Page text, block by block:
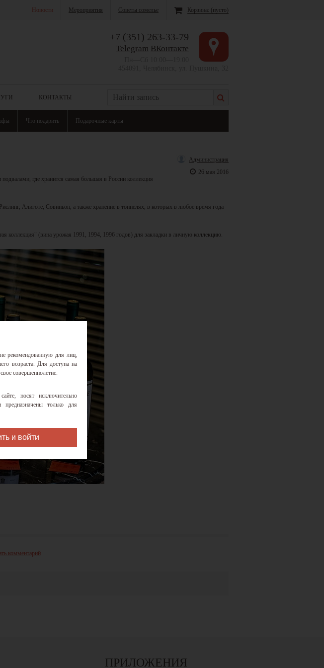
Новости Мероприятия Советы сомелье Корзина: (пусто)
+7 (351) 263-33-79
Telegram ВКонтакте
КОНТАКТЫ
Что подарить Подарочные карты
Администрация
26 мая 2016
где хранится самая большая в России коллекция
Алиготе, Совиньон, а также хранение в тоннелях, в которых в любое время года
коллекция" (вина урожая 1991, 1994, 1996 годов) для закладки в личную коллекцию.
комментарий
ПРИЛОЖЕНИЯ
рекомендованную для лиц,
возраста. Для доступа на
совершеннолетие.
носят исключительно
только для
и войти